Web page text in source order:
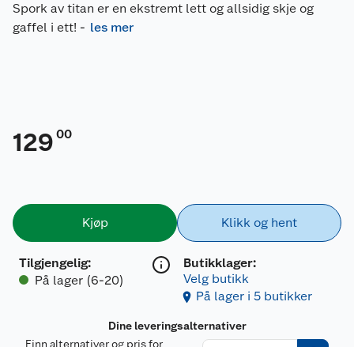
Spork av titan er en ekstremt lett og allsidig skje og
gaffel i ett! - les mer
129 00
Kjøp
Tilgjengelig:
På lager (6-20)
Klikk og hent
Butikklager:
Velg butikk
På lager i 5 butikker
Dine leveringsalternativer
Finn alternativer og pris for